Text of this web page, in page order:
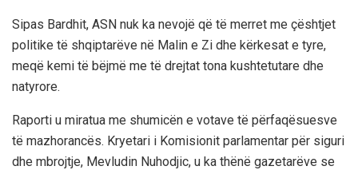
Sipas Bardhit, ASN nuk ka nevojë që të merret me çështjet
politike të shqiptarëve në Malin e Zi dhe kërkesat e tyre,
meqë kemi të bëjmë me të drejtat tona kushtetutare dhe
natyrore.
Raporti u miratua me shumicën e votave të përfaqësuesve
të mazhorancës. Kryetari i Komisionit parlamentar për siguri
dhe mbrojtje, Mevludin Nuhodjic, u ka thënë gazetarëve se